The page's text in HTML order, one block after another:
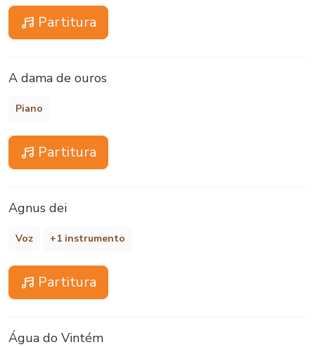
Partitura
A dama de ouros
Piano
Partitura
Agnus dei
Voz +1 instrumento
Partitura
Água do Vintém